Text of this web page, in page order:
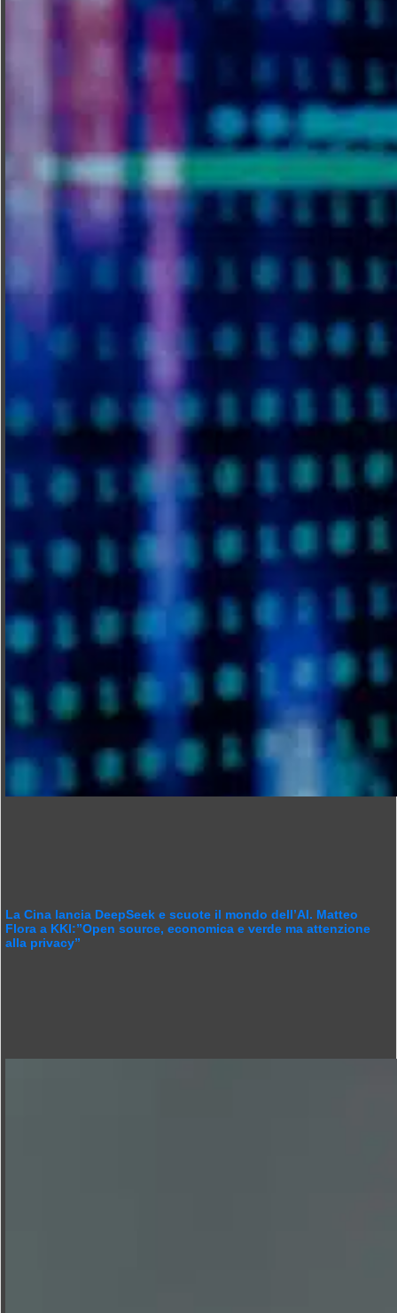
La Cina lancia DeepSeek e scuote il mondo dell’AI. Matteo
Flora a KKI:”Open source, economica e verde ma attenzione
alla privacy”